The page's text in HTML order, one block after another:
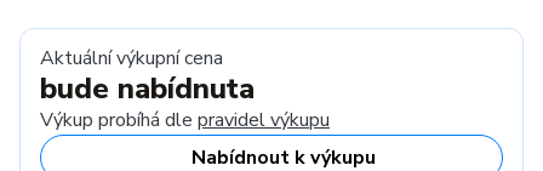
Aktuální výkupní cena
bude nabídnuta
Výkup probíhá dle pravidel výkupu
Nabídnout k výkupu